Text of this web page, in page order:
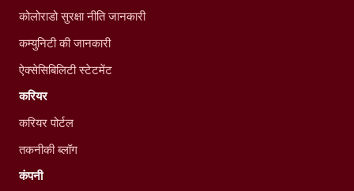
कोलोराडो सुरक्षा नीति जानकारी
कम्युनिटी की जानकारी
ऐक्सेसिबिलिटी स्टेटमेंट
करियर
करियर पोर्टल
तकनीकी ब्लॉग
कंपनी